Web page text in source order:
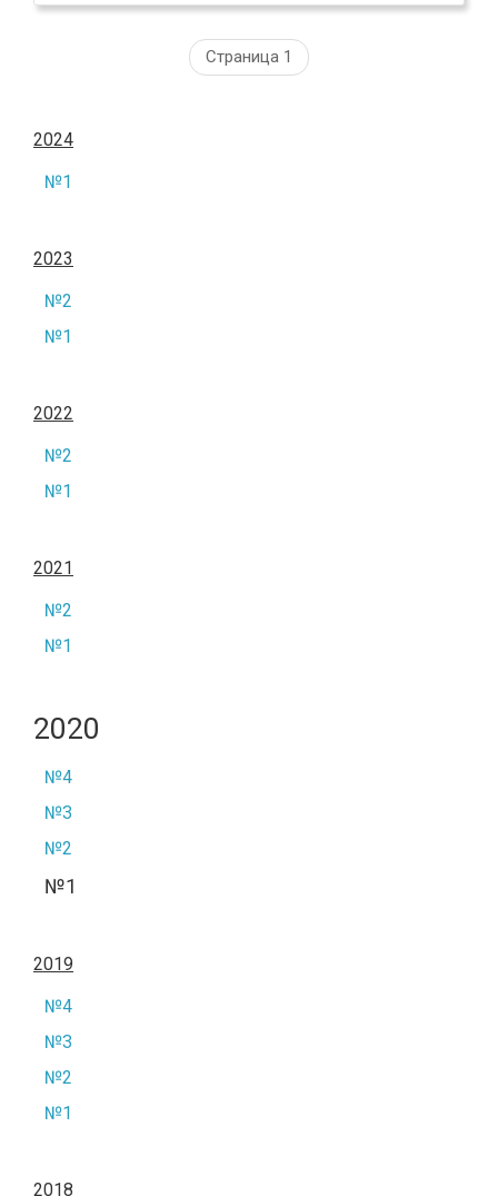
Страница 1
2024
№1
2023
№2
№1
2022
№2
№1
2021
№2
№1
2020
№4
№3
№2
№1
2019
№4
№3
№2
№1
2018